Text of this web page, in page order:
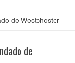
de Westchester
de